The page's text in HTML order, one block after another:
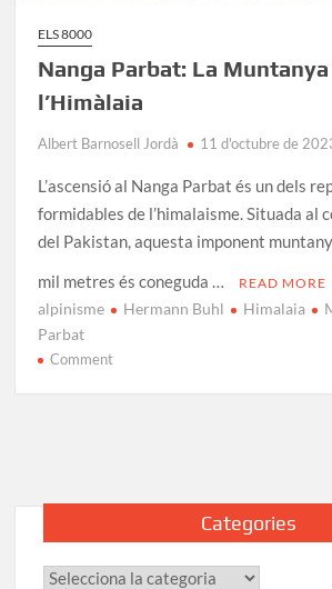
ELS 8000
Nanga Parbat: La
l’Himàlaia
Albert Barnosell Jordà 11 d'octubre de
L’ascensió al Nanga Parbat és un dels
formidables de l’himalaisme. Situada al
del Pakistan, aquesta imponent
mil metres és coneguda …
READ MORE
alpinisme Hermann Buhl Himalaia
Parbat
Commenton
de
Categories
Categories